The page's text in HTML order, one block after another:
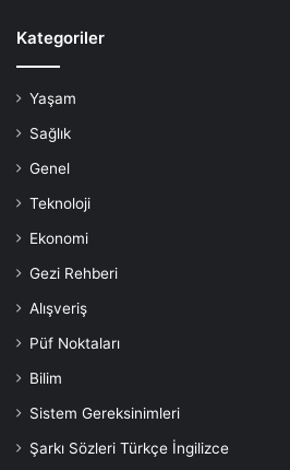
Kategoriler
Yaşam
Sağlık
Genel
Teknoloji
Ekonomi
Gezi Rehberi
Alışveriş
Püf Noktaları
Bilim
Sistem Gereksinimleri
Şarkı Sözleri Türkçe İngilizce